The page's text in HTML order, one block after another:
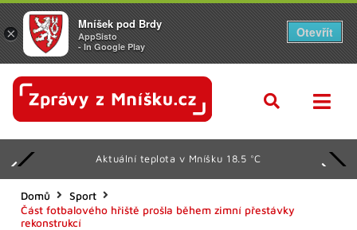
Aktuální teplota v Mníšku 18.5 °C
Domů
Sport
Část fotbalového hřiště prošla během zimní přestávky
rekonstrukcí
×
Mníšek pod Brdy
AppSisto
- In Google Play
Otevřít